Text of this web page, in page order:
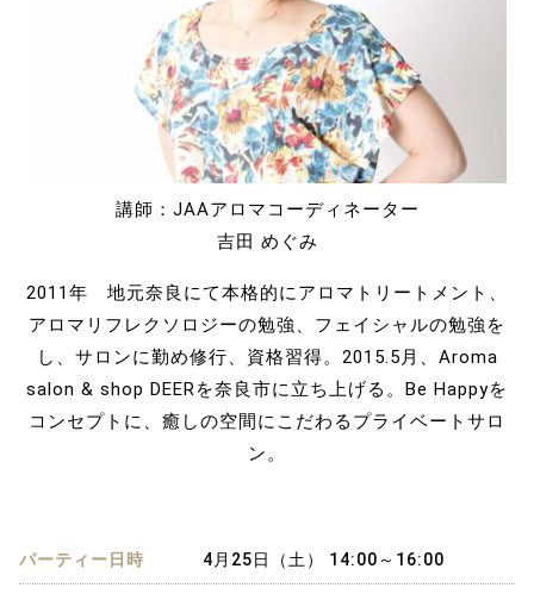
講師：JAAアロマコーディネーター
吉田 めぐみ
2011年 地元奈良にて本格的にアロマトリートメント、
アロマリフレクソロジーの勉強、フェイシャルの勉強を
し、サロンに勤め修行、資格習得。2015.5月、Aroma
salon & shop DEERを奈良市に立ち上げる。Be Happyを
コンセプトに、癒しの空間にこだわるプライベートサロ
ン。
パーティー日時 4月25日（土） 14:00～16:00